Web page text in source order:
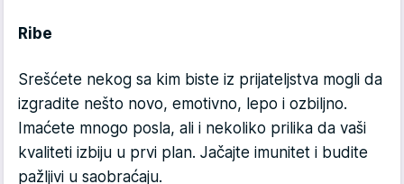
Ribe
Srešćete nekog sa kim biste iz prijateljstva mogli da
izgradite nešto novo, emotivno, lepo i ozbiljno.
Imaćete mnogo posla, ali i nekoliko prilika da vaši
kvaliteti izbiju u prvi plan. Jačajte imunitet i budite
pažljivi u saobraćaju.